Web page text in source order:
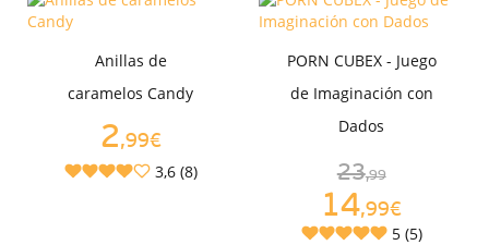
Anillas de
caramelos Candy
2,99€
3,6 (8)
PORN CUBEX - Juego
de Imaginación con
Dados
23,99
14,99€
5 (5)